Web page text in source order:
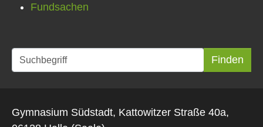
Fundsachen
Gymnasium Südstadt, Kattowitzer Straße 40a,